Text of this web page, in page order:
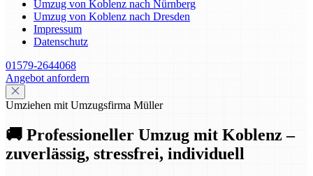
Umzug von Koblenz nach Nürnberg
Umzug von Koblenz nach Dresden
Impressum
Datenschutz
01579-2644068
Angebot anfordern
Umziehen mit Umzugsfirma Müller
🚚 Professioneller Umzug mit Koblenz –
zuverlässig, stressfrei, individuell